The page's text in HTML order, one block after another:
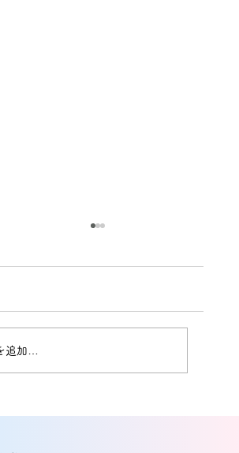
太助教と能村友紀教授の研究論文
追加…